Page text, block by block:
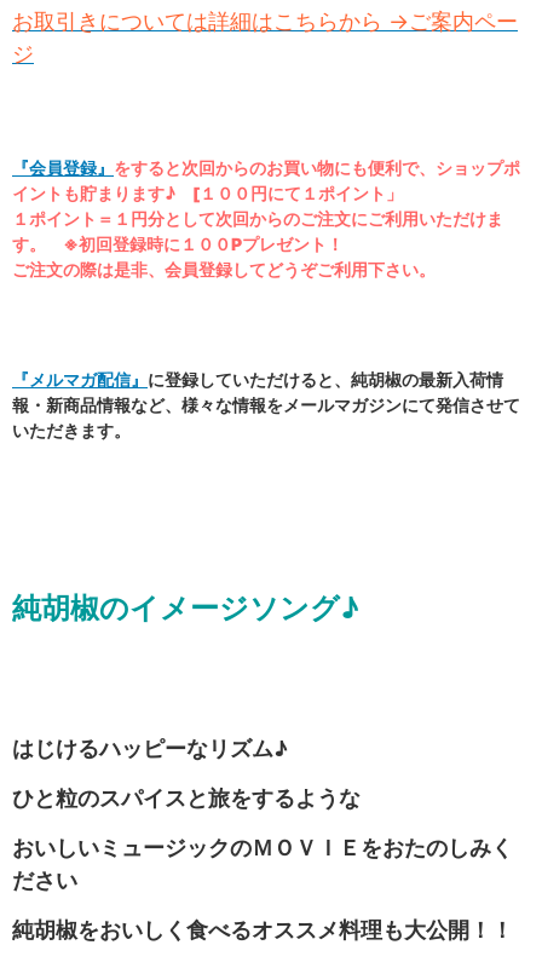
お取引きについては詳細はこちらから →ご案内ペー
ジ
『会員登録』 をすると次回からのお買い物にも便利で、ショップポ
イントも貯まります♪ [１００円にて１ポイント」
１ポイント＝１円分として次回からのご注文にご利用いただけま
す。 ※初回登録時に１００Pプレゼント！
ご注文の際は是非、会員登録してどうぞご利用下さい。
『メルマガ配信』 に登録していただけると、純胡椒の最新入荷情
報・新商品情報など、様々な情報をメールマガジンにて発信させて
いただきます。
純胡椒のイメージソング♪
はじけるハッピーなリズム♪
ひと粒のスパイスと旅をするような
おいしいミュージックのＭＯＶＩＥをおたのしみく
ださい
純胡椒をおいしく食べるオススメ料理も大公開！！